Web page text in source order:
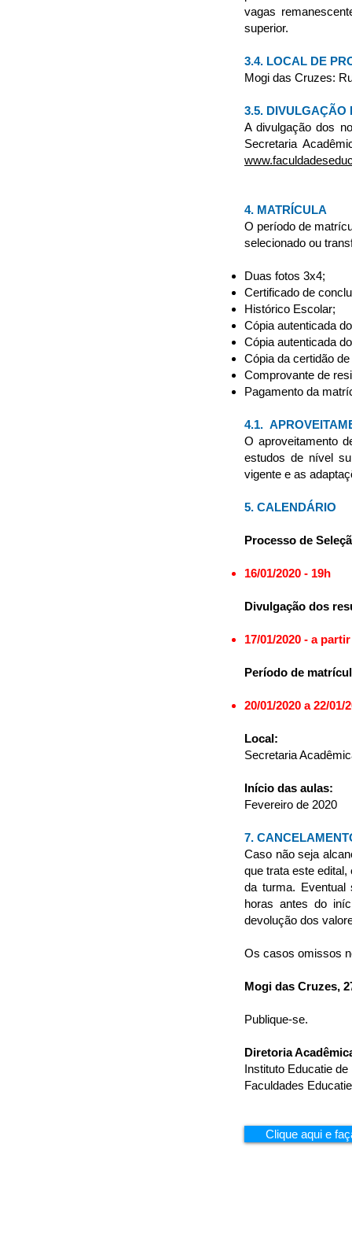
vagas
superior.
3.4. LOCAL DE
Mogi das Cruzes:
3.5. DIVULGAÇÃO
A divulgação dos
Secretaria
4. MATRÍCULA
O período de
selecionado ou
Duas fotos 3x4;
Certificado de
Histórico Escolar;
Cópia autenticada
Cópia autenticada
Cópia da certidão
Comprovante de
Pagamento da
4.1.
O aproveitamento
estudos de nível
vigente e as
5. CALENDÁRIO
Processo de
16/01/2020 - 19h
Divulgação dos
17/01/2020 - a
Período de
20/01/2020 a 22/01/
Local:
Secretaria
Início das aulas:
Fevereiro de 2020
7.
Caso não seja
que trata este
da turma. Eventual
horas antes do
devolução dos
Os casos omissos
Mogi das Cruzes,
Publique-se.
Diretoria
Instituto Educatie
Faculdades Educatie
Clique aqui e